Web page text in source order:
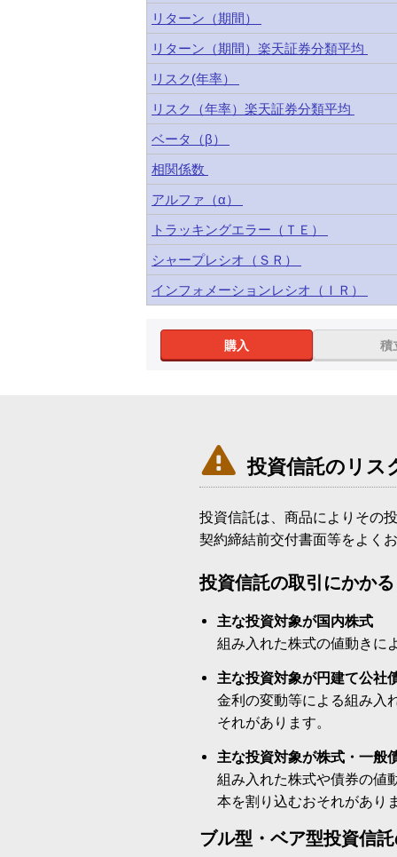
リターン（期間）
リターン（期間）楽天証券分類平均
リスク(年率）
リスク（年率）楽天証券分類平均
ベータ（β）
相関係数
アルファ（α）
トラッキングエラー（ＴＥ）
シャープレシオ（ＳＲ）
インフォメーションレシオ（ＩＲ）
購入 積
 投資信託のリス
投資信託は、商品によりその
契約締結前交付書面等をよく
投資信託の取引にかか
主な投資対象が国内株式
組み入れた株式の値動きに
主な投資対象が円建て公社
金利の変動等による組み入
それがあります。
主な投資対象が株式・一般
組み入れた株式や債券の値
本を割り込むおそれがあり
ブル型・ベア型投資信